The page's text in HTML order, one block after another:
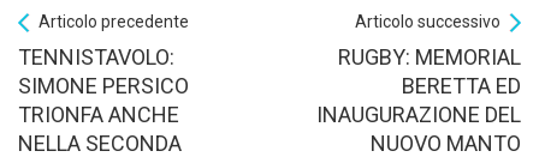
Articolo precedente
TENNISTAVOLO:
SIMONE PERSICO
TRIONFA ANCHE
NELLA SECONDA
Articolo successivo
RUGBY: MEMORIAL
BERETTA ED
INAUGURAZIONE DEL
NUOVO MANTO